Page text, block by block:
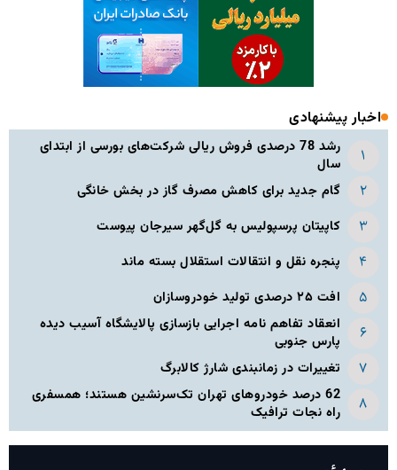
اخبار پیشنهادی
رشد 78 درصدی فروش ریالی شرکت‌های بورسی از ابتدای
سال
گام جدید برای کاهش مصرف گاز در بخش خانگی
کاپیتان پرسپولیس به گل‌گهر سیرجان پیوست
پنجره‌ نقل و انتقالات استقلال بسته ماند
افت ۲۵ درصدی تولید خودروسازان
انعقاد تفاهم نامه اجرایی بازسازی پالایشگاه آسیب دیده
پارس جنوبی
تغییرات در زمانبندی‌ شارژ کالابرگ
62 درصد خودروهای تهران تک‌سرنشین‌ هستند؛ همسفری
راه نجات ترافیک